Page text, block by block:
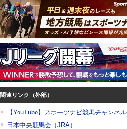
関連リンク（外部）
【YouTube】スポーツナビ競馬チャンネル
日本中央競馬会（JRA）